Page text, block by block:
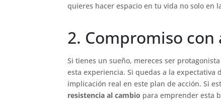
quieres hacer espacio en tu vida no solo en
2. Compromiso
Si tienes un sueño, mereces ser
esta experiencia. Si quedas a la expectativa
implicación real en este plan de acción. Si
resistencia al cambio para emprender esta